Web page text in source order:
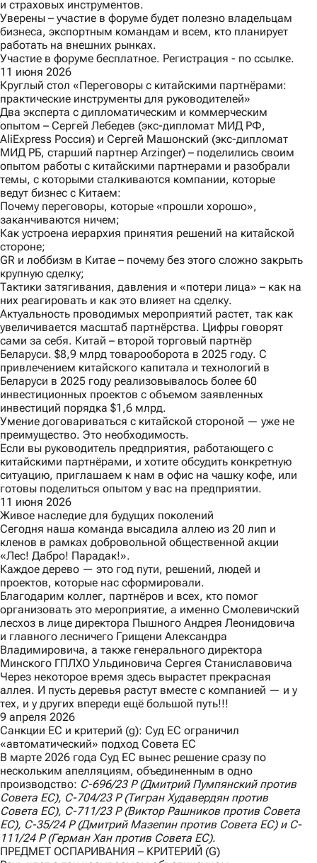
и страховых инструментов.
Уверены – участие в форуме будет полезно владельцам
бизнеса, экспортным командам и всем, кто планирует
работать на внешних рынках.
Участие в форуме бесплатное. Регистрация - по ссылке.
11 июня 2026
Круглый стол «Переговоры с китайскими партнёрами:
практические инструменты для руководителей»
Два эксперта с дипломатическим и коммерческим
опытом – Сергей Лебедев (экс-дипломат МИД РФ,
AliExpress Россия) и Сергей Машонский (экс-дипломат
МИД РБ, старший партнер Arzinger) – поделились своим
опытом работы с китайскими партнерами и разобрали
темы, с которыми сталкиваются компании, которые
ведут бизнес с Китаем:
Почему переговоры, которые «прошли хорошо»,
заканчиваются ничем;
Как устроена иерархия принятия решений на китайской
стороне;
GR и лоббизм в Китае – почему без этого сложно закрыть
крупную сделку;
Тактики затягивания, давления и «потери лица» – как на
них реагировать и как это влияет на сделку.
Актуальность проводимых мероприятий растет, так как
увеличивается масштаб партнёрства. Цифры говорят
сами за себя. Китай – второй торговый партнёр
Беларуси. $8,9 млрд товарооборота в 2025 году. С
привлечением китайского капитала и технологий в
Беларуси в 2025 году реализовывалось более 60
инвестиционных проектов с объемом заявленных
инвестиций порядка $1,6 млрд.
Умение договариваться с китайской стороной — уже не
преимущество. Это необходимость.
Если вы руководитель предприятия, работающего с
китайскими партнёрами, и хотите обсудить конкретную
ситуацию, приглашаем к нам в офис на чашку кофе, или
готовы поделиться опытом у вас на предприятии.
11 июня 2026
Живое наследие для будущих поколений
Сегодня наша команда высадила аллею из 20 лип и
кленов в рамках добровольной общественной акции
«Лес! Дабро! Парадак!».
Каждое дерево — это год пути, решений, людей и
проектов, которые нас сформировали.
Благодарим коллег, партнёров и всех, кто помог
организовать это мероприятие, а именно Смолевичский
лесхоз в лице директора Пышного Андрея Леонидовича
и главного лесничего Грищени Александра
Владимировича, а также генерального директора
Минского ГПЛХО Ульдиновича Сергея Станиславовича
Через некоторое время здесь вырастет прекрасная
аллея. И пусть деревья растут вместе с компанией — и у
тех, и у других впереди ещё большой путь!!!
9 апреля 2026
Санкции ЕС и критерий (g): Суд ЕС ограничил
«автоматический» подход Совета ЕС
В марте 2026 года Суд ЕС вынес решение сразу по
нескольким апелляциям, объединенным в одно
производство: C-696/23 P(Дмитрий Пумпянский против
Совета ЕС), C-704/23 P(Тигран Худавердян против
Совета ЕС), C-711/23 P(Виктор Рашников против Совета
ЕС), C-35/24 P(Дмитрий Мазепин против Совета ЕС) и C-
111/24 P(Герман Хан против Совета ЕС).
ПРЕДМЕТ ОСПАРИВАНИЯ – КРИТЕРИЙ (G)